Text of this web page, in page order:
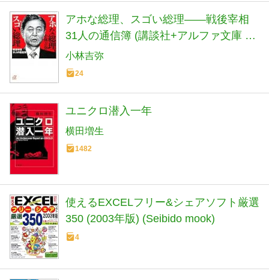
アホな総理、スゴい総理――戦後宰相
31人の通信簿 (講談社+アルファ文庫 E
22-6)
小林吉弥
24
ユニクロ潜入一年
横田増生
1482
使えるEXCELフリー&シェアソフト厳選
350 (2003年版) (Seibido mook)
4